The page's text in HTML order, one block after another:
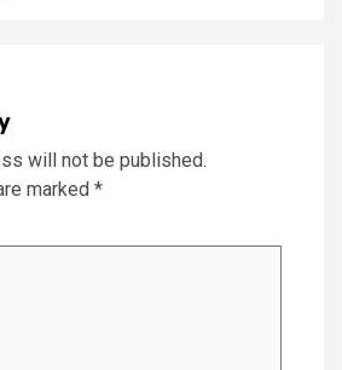
will not be published.
marked *